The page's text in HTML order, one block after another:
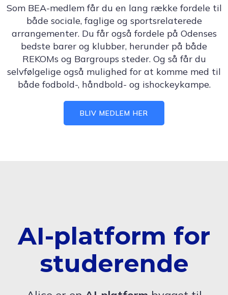
Som BEA-medlem får du en lang række fordele til
både sociale, faglige og sportsrelaterede
arrangementer. Du får også fordele på Odenses
bedste barer og klubber, herunder på både
REKOMs og Bargroups steder. Og så får du
selvfølgelige også mulighed for at komme med til
både fodbold-, håndbold- og ishockeykampe.
BLIV MEDLEM HER
AI-platform for
studerende